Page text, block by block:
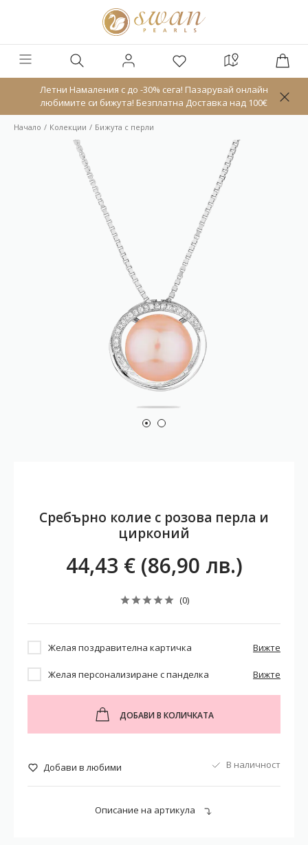
Летни Намаления с до -30% сега! Пазарувай онлайн
любимите си бижута! Безплатна Доставка над 100€
Начало Колекции Бижута с перли
Сребърно колие с розова перла и
цирконий
44,43 € (86,90 лв.)
(0)
Желая поздравителна картичка Вижте
Желая персонализиране с панделка Вижте
ДОБАВИ В КОЛИЧКАТА
Добави в любими В наличност
Описание на артикула